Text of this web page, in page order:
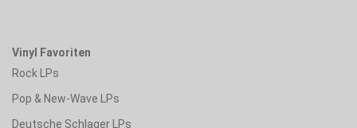
Vinyl Favoriten
Rock LPs
Pop & New-Wave LPs
Deutsche Schlager LPs